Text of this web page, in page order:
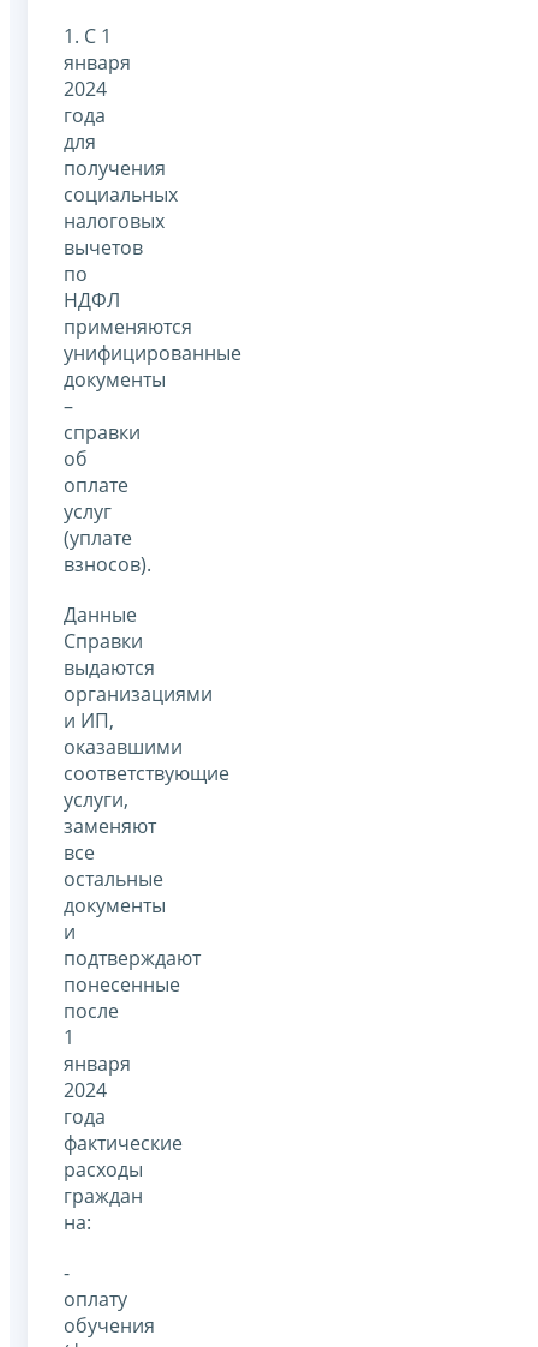
1. С 1
января
2024
года
для
получения
социальных
налоговых
вычетов
по
НДФЛ
применяются
унифицированные
документы
–
справки
об
оплате
услуг
(уплате
взносов).
Данные
Справки
выдаются
организациями
и ИП,
оказавшими
соответствующие
услуги,
заменяют
все
остальные
документы
и
подтверждают
понесенные
после
1
января
2024
года
фактические
расходы
граждан
на:
-
оплату
обучения